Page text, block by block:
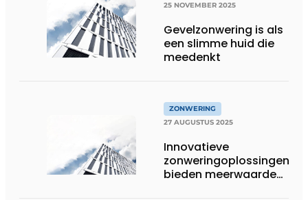
25 NOVEMBER 2025
Gevelzonwering is als
een slimme huid die
meedenkt
ZONWERING
27 AUGUSTUS 2025
Innovatieve
zonweringoplossingen
bieden meerwaarde